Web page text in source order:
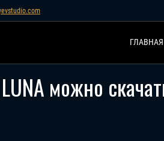
ГЛАВНАЯ
можно